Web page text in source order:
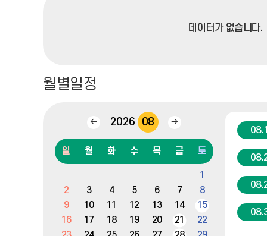
데이터가 없습니다.
월별일정
이
달
2026 08
다
달
월,
화,
일 월 화 수 목 금 토
1
2
3 4 5 6 7
8
9
10 11 12 13 14
15
16
17 18 19 20 21
22